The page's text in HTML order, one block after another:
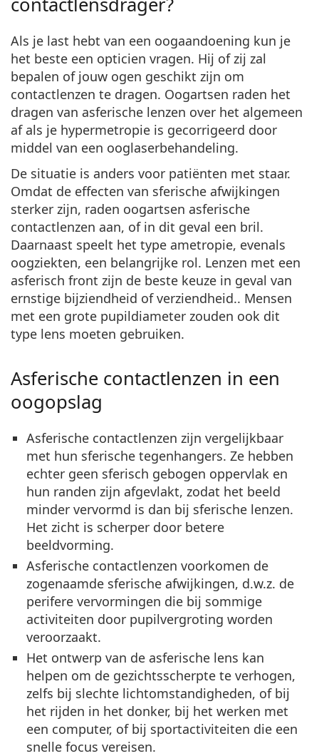
Als je last hebt van een oogaandoening kun je
het beste een opticien vragen. Hij of zij zal
bepalen of jouw ogen geschikt zijn om
contactlenzen te dragen. Oogartsen raden het
dragen van asferische lenzen over het algemeen
af als je hypermetropie is gecorrigeerd door
middel van een ooglaserbehandeling.
De situatie is anders voor patiënten met staar.
Omdat de effecten van sferische afwijkingen
sterker zijn, raden oogartsen asferische
contactlenzen aan, of in dit geval een bril.
Daarnaast speelt het type ametropie, evenals
oogziekten, een belangrijke rol. Lenzen met een
asferisch front zijn de beste keuze in geval van
ernstige bijziendheid of verziendheid.. Mensen
met een grote pupildiameter zouden ook dit
type lens moeten gebruiken.
Asferische contactlenzen in een
oogopslag
Asferische contactlenzen zijn vergelijkbaar
met hun sferische tegenhangers. Ze hebben
echter geen sferisch gebogen oppervlak en
hun randen zijn afgevlakt, zodat het beeld
minder vervormd is dan bij sferische lenzen.
Het zicht is scherper door betere
beeldvorming.
Asferische contactlenzen voorkomen de
zogenaamde sferische afwijkingen, d.w.z. de
perifere vervormingen die bij sommige
activiteiten door pupilvergroting worden
veroorzaakt.
Het ontwerp van de asferische lens kan
helpen om de gezichtsscherpte te verhogen,
zelfs bij slechte lichtomstandigheden, of bij
het rijden in het donker, bij het werken met
een computer, of bij sportactiviteiten die een
snelle focus vereisen.